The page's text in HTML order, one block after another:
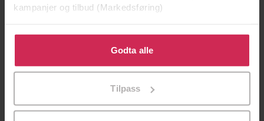
kampanjer og tilbud (Markedsføring)
Klikk på «Godta alle» for å gi oss ditt samtykke til å
bruke cookies for alle disse formålene. Du kan også
tilpasse ditt samtykke til spesifikke formål ved å klikke
Godta alle
Tilpass
Flaggermusmannen
LYDBOK
Kniv
LYDBOK